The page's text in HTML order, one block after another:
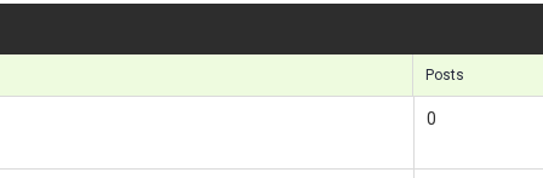
Posts
0